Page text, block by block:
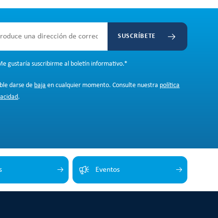
SUSCRÍBETE
gustaría suscribirme al boletín informativo.*
darse de baja en cualquier momento. Consulte nuestra política
.
Eventos